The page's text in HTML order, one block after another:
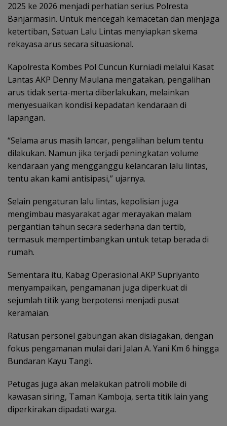
2025 ke 2026 menjadi perhatian serius Polresta
Banjarmasin. Untuk mencegah kemacetan dan menjaga
ketertiban, Satuan Lalu Lintas menyiapkan skema
rekayasa arus secara situasional.
Kapolresta Kombes Pol Cuncun Kurniadi melalui Kasat
Lantas AKP Denny Maulana mengatakan, pengalihan
arus tidak serta-merta diberlakukan, melainkan
menyesuaikan kondisi kepadatan kendaraan di
lapangan.
“Selama arus masih lancar, pengalihan belum tentu
dilakukan. Namun jika terjadi peningkatan volume
kendaraan yang mengganggu kelancaran lalu lintas,
tentu akan kami antisipasi,” ujarnya.
Selain pengaturan lalu lintas, kepolisian juga
mengimbau masyarakat agar merayakan malam
pergantian tahun secara sederhana dan tertib,
termasuk mempertimbangkan untuk tetap berada di
rumah.
Sementara itu, Kabag Operasional AKP Supriyanto
menyampaikan, pengamanan juga diperkuat di
sejumlah titik yang berpotensi menjadi pusat
keramaian.
Ratusan personel gabungan akan disiagakan, dengan
fokus pengamanan mulai dari Jalan A. Yani Km 6 hingga
Bundaran Kayu Tangi.
Petugas juga akan melakukan patroli mobile di
kawasan siring, Taman Kamboja, serta titik lain yang
diperkirakan dipadati warga.